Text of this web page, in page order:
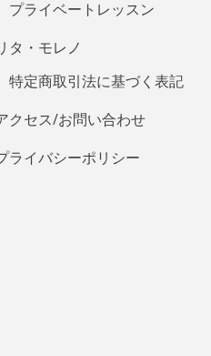
プライベートレッスン
タ・モレノ
特定商取引法に基づく表記
クセス/お問い合わせ
ライバシーポリシー